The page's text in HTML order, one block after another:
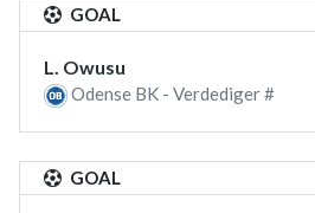
GOAL
L. Owusu
Odense BK - Verdediger #
GOAL